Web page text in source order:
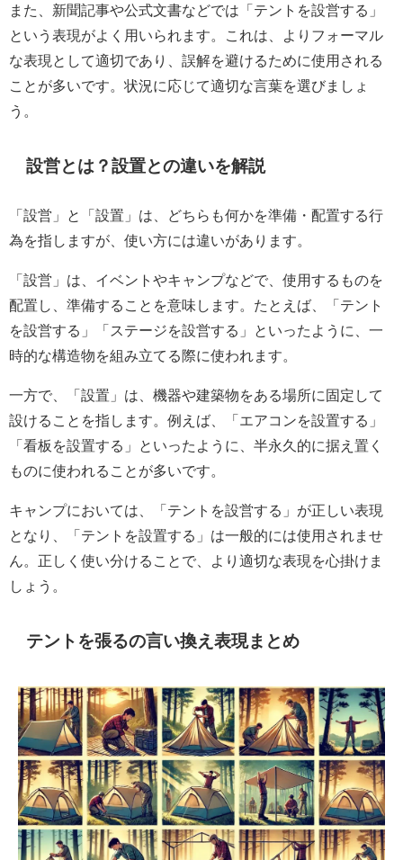
また、新聞記事や公式文書などでは「テントを設営する」
という表現がよく用いられます。これは、よりフォーマル
な表現として適切であり、誤解を避けるために使用される
ことが多いです。状況に応じて適切な言葉を選びましょ
う。
設営とは？設置との違いを解説
「設営」と「設置」は、どちらも何かを準備・配置する行
為を指しますが、使い方には違いがあります。
「設営」は、イベントやキャンプなどで、使用するものを
配置し、準備することを意味します。たとえば、「テント
を設営する」「ステージを設営する」といったように、一
時的な構造物を組み立てる際に使われます。
一方で、「設置」は、機器や建築物をある場所に固定して
設けることを指します。例えば、「エアコンを設置する」
「看板を設置する」といったように、半永久的に据え置く
ものに使われることが多いです。
キャンプにおいては、「テントを設営する」が正しい表現
となり、「テントを設置する」は一般的には使用されませ
ん。正しく使い分けることで、より適切な表現を心掛けま
しょう。
テントを張るの言い換え表現まとめ